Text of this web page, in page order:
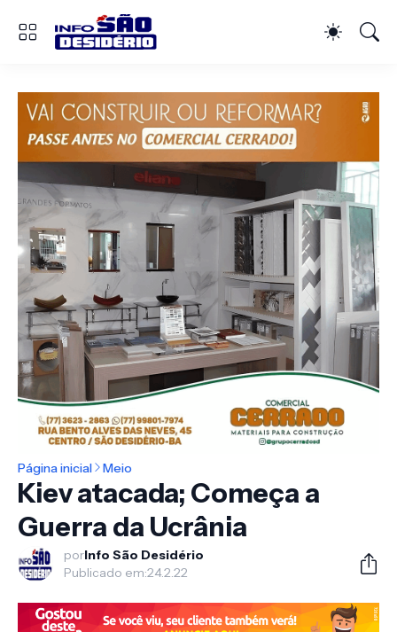
Página inicial Meio
Kiev atacada; Começa a
Guerra da Ucrânia
porInfo São Desidério
Publicado em:24.2.22